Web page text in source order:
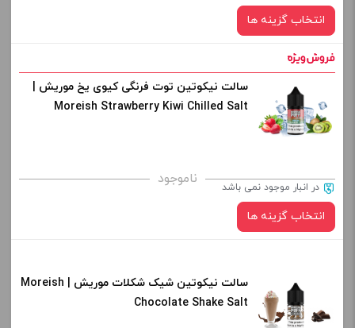
+
افزودن به سبد خرید
انتخاب گزینه ها
نیکوتین:
برای فعال شدن سبد خرید و نمایش قیمت ، گزینه های محصول را
از کادر بالا انتخاب کنید.
+
سالت نیکوتین توت فرنگی کیوی یخ موریش |
Moreish Strawberry Kiwi Chilled Salt
ناموجود در انبار موجود نمی باشد
انتخاب گزینه ها
نیکوتین:
سالت نیکوتین شیک شکلات موریش | Moreish
Chocolate Shake Salt